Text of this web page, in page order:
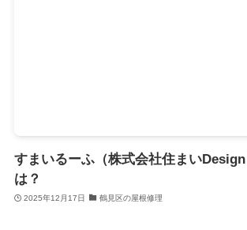
すまいるーふ（株式会社住まい
は？
2025年12月17日 鶴見区の屋根修理